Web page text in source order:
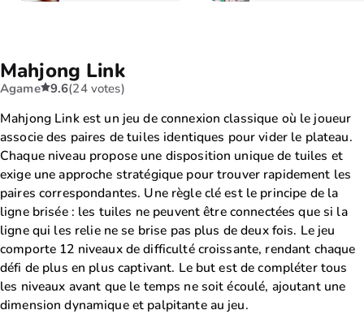
Mahjong Link
Agame 9.6(24 votes)
Mahjong Link est un jeu de connexion classique où le joueur
associe des paires de tuiles identiques pour vider le plateau.
Chaque niveau propose une disposition unique de tuiles et
exige une approche stratégique pour trouver rapidement les
paires correspondantes. Une règle clé est le principe de la
ligne brisée : les tuiles ne peuvent être connectées que si la
ligne qui les relie ne se brise pas plus de deux fois. Le jeu
comporte 12 niveaux de difficulté croissante, rendant chaque
défi de plus en plus captivant. Le but est de compléter tous
les niveaux avant que le temps ne soit écoulé, ajoutant une
dimension dynamique et palpitante au jeu.